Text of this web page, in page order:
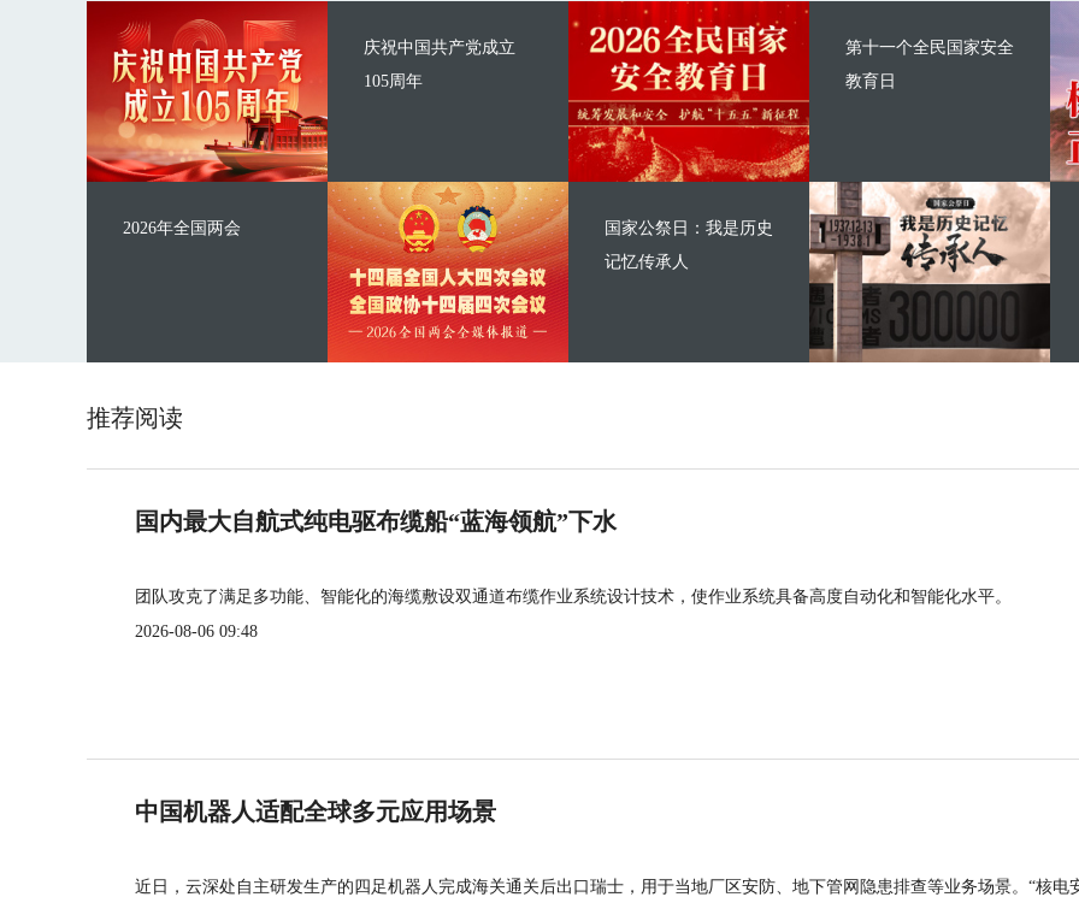
庆祝中国共产党成立
105周年
2026年全国两会
第十一个全民国家安全
教育日
国家公祭日：我是历史
记忆传承人
推荐阅读
国内最大自航式纯电驱布缆船“蓝海领航”下水
团队攻克了满足多功能、智能化的海缆敷设双通道布缆作业系统设计技术，使作业系统具备高度自动化和智能化水平。
2026-08-06 09:48
中国机器人适配全球多元应用场景
近日，云深处自主研发生产的四足机器人完成海关通关后出口瑞士，用于当地厂区安防、地下管网隐患排查等业务场景。“核电